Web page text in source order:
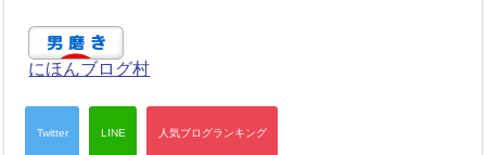
にほんブログ村